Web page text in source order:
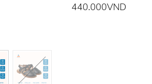
440.000VND